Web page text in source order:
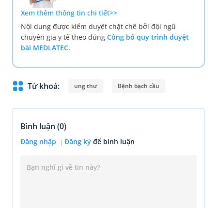
Xem thêm thông tin chi tiết>>
Nội dung được kiểm duyệt chặt chẽ bởi đội ngũ
chuyên gia y tế theo đúng Công bố quy trình duyệt
bài MEDLATEC.
Từ khoá: ung thư Bệnh bạch cầu
Bình luận (0)
Đăng nhập Đăng ký để bình luận